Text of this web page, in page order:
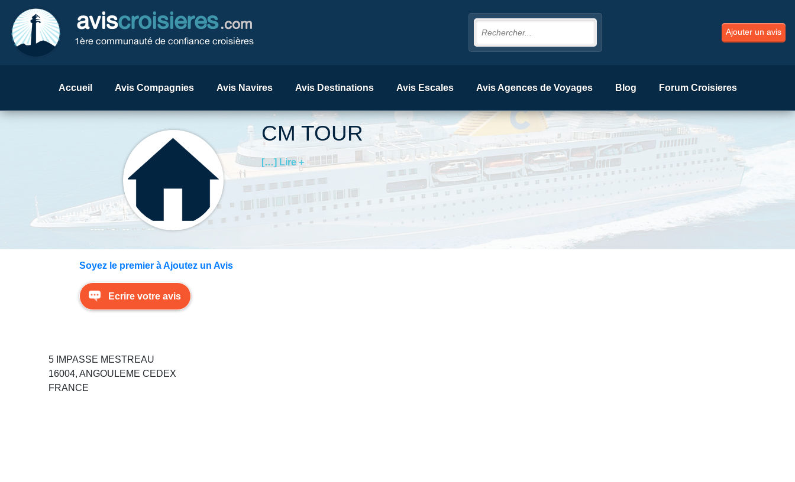
aviscroisieres.com
1ère communauté de confiance croisières
Ajouter un avis
Accueil Avis Compagnies Avis Navires Avis Destinations Avis Escales Avis Agences de Voyages Blog Forum Croisieres
CM TOUR
[…] Lire +
Soyez le premier à Ajoutez un Avis
Ecrire votre avis
5 IMPASSE MESTREAU
16004, ANGOULEME CEDEX
FRANCE